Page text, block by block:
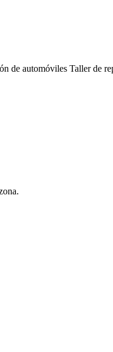
de automóviles Taller de